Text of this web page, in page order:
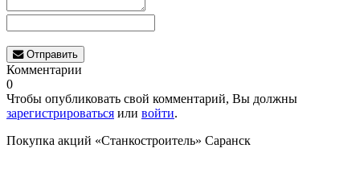
Отправить
Комментарии
0
Чтобы опубликовать свой комментарий, Вы должны
зарегистрироваться или войти.
Покупка акций «Станкостроитель» Саранск